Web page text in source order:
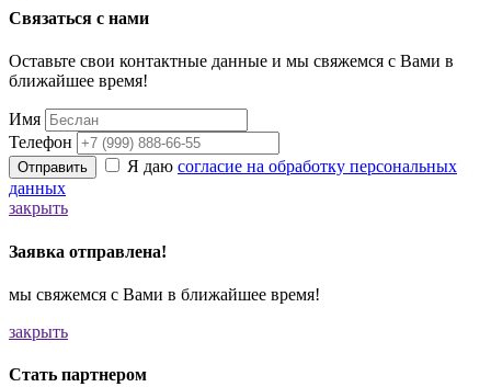
Связаться с нами
Оставьте свои контактные данные и мы свяжемся с Вами в
ближайшее время!
Имя
Телефон
Отправить Я даю согласие на обработку персональных
данных
закрыть
Заявка отправлена!
мы свяжемся с Вами в ближайшее время!
закрыть
Стать партнером